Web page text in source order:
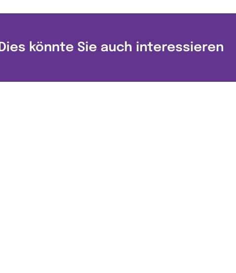
Dies könnte Sie auch interessieren